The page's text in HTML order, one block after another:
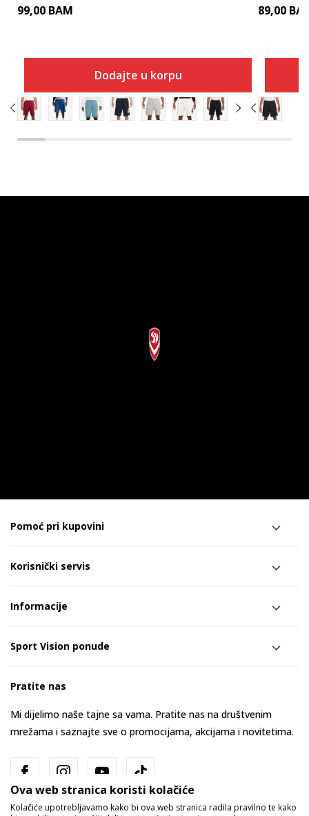
99,00 BAM
Dodajte u korpu
89,00
Pomoć pri kupovini
Korisnički servis
Informacije
Sport Vision ponude
Pratite nas
Mi dijelimo naše tajne sa vama. Pratite nas na društvenim
mrežama i saznajte sve o promocijama, akcijama i novitetima.
Ova web stranica koristi kolačiće
Kolačiće upotrebljavamo kako bi ova web stranica radila pravilno te kako